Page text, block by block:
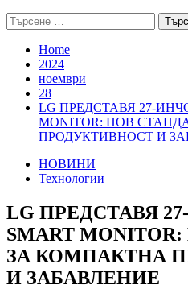
Търсене
за:
Home
2024
ноември
28
LG ПРЕДСТАВЯ 27-
MONITOR: НОВ
ПРОДУКТИВНОСТ И
НОВИНИ
Технологии
LG ПРЕДСТАВЯ
SMART
ЗА КОМПАКТНА
И ЗАБАВЛЕНИЕ